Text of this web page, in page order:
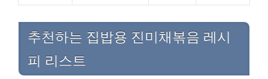
추천하는 집밥용 진미채볶음 레시
피 리스트